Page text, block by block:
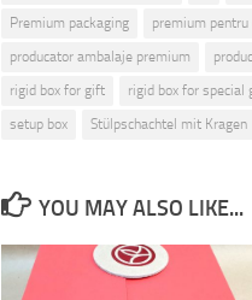
Premium packaging
premium pentru
producator ambalaje premium
rigid box for gift
rigid box for special
setup box
Stülpschachtel mit Kragen
YOU MAY ALSO LIKE...